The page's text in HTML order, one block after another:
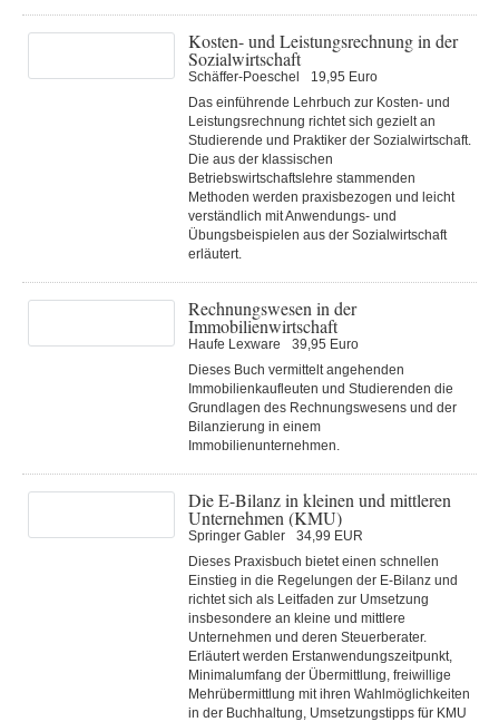
Kosten- und Leistungsrechnung in der
Sozialwirtschaft
Schäffer-Poeschel
19,95 Euro
Das einführende Lehrbuch zur Kosten- und
Leistungsrechnung richtet sich gezielt an
Studierende und Praktiker der Sozialwirtschaft.
Die aus der klassischen
Betriebswirtschaftslehre stammenden
Methoden werden praxisbezogen und leicht
verständlich mit Anwendungs- und
Übungsbeispielen aus der Sozialwirtschaft
erläutert.
Rechnungswesen in der
Immobilienwirtschaft
Haufe Lexware
39,95 Euro
Dieses Buch vermittelt angehenden
Immobilienkaufleuten und Studierenden die
Grundlagen des Rechnungswesens und der
Bilanzierung in einem
Immobilienunternehmen.
Die E-Bilanz in kleinen und mittleren
Unternehmen (KMU)
Springer Gabler
34,99 EUR
Dieses Praxisbuch bietet einen schnellen
Einstieg in die Regelungen der E-Bilanz und
richtet sich als Leitfaden zur Umsetzung
insbesondere an kleine und mittlere
Unternehmen und deren Steuerberater.
Erläutert werden Erstanwendungszeitpunkt,
Minimalumfang der Übermittlung, freiwillige
Mehrübermittlung mit ihren Wahlmöglichkeiten
in der Buchhaltung, Umsetzungstipps für KMU